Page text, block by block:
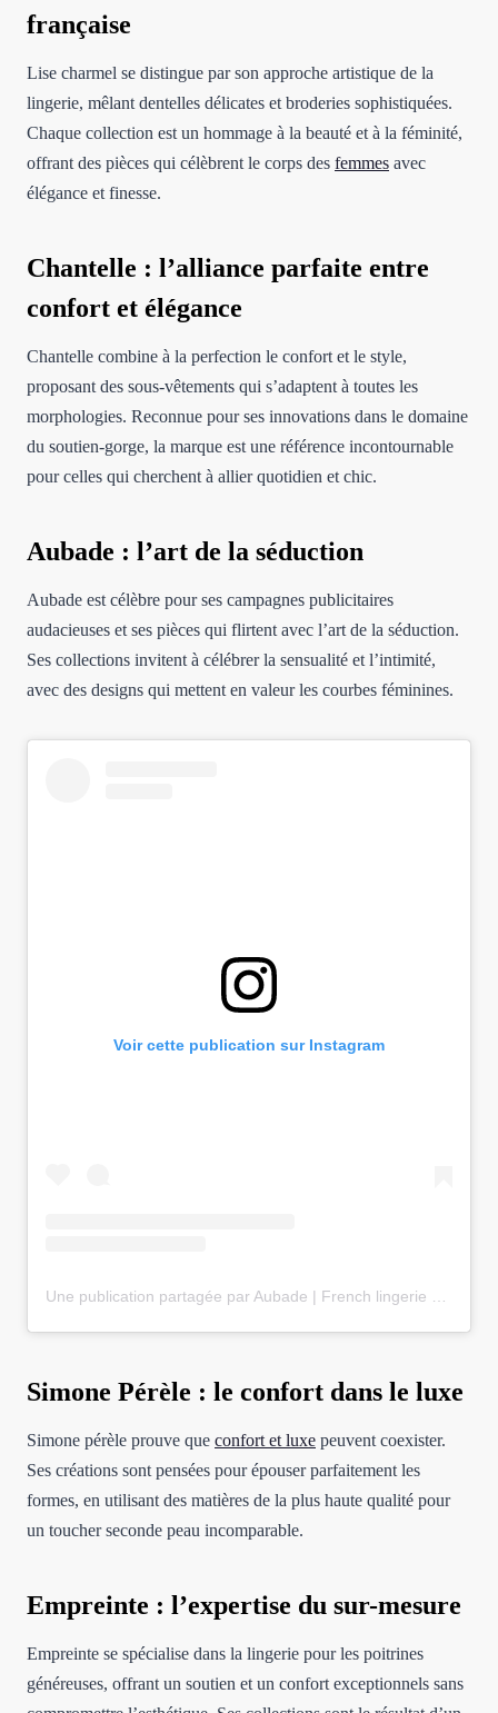
française
Lise charmel se distingue par son approche artistique de la
lingerie, mêlant dentelles délicates et broderies sophistiquées.
Chaque collection est un hommage à la beauté et à la féminité,
offrant des pièces qui célèbrent le corps des femmes avec
élégance et finesse.
Chantelle : l’alliance parfaite entre
confort et élégance
Chantelle combine à la perfection le confort et le style,
proposant des sous-vêtements qui s’adaptent à toutes les
morphologies. Reconnue pour ses innovations dans le domaine
du soutien-gorge, la marque est une référence incontournable
pour celles qui cherchent à allier quotidien et chic.
Aubade : l’art de la séduction
Aubade est célèbre pour ses campagnes publicitaires
audacieuses et ses pièces qui flirtent avec l’art de la séduction.
Ses collections invitent à célébrer la sensualité et l’intimité,
avec des designs qui mettent en valeur les courbes féminines.
Voir cette publication sur Instagram
Simone Pérèle : le confort dans le luxe
Simone pérèle prouve que confort et luxe peuvent coexister.
Ses créations sont pensées pour épouser parfaitement les
formes, en utilisant des matières de la plus haute qualité pour
un toucher seconde peau incomparable.
Empreinte : l’expertise du sur-mesure
Empreinte se spécialise dans la lingerie pour les poitrines
généreuses, offrant un soutien et un confort exceptionnels sans